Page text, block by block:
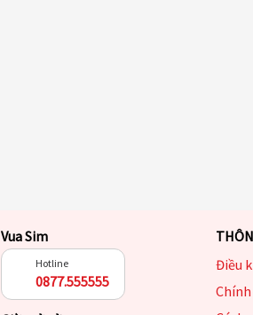
Vua Sim
Hotline
0877.555555
Điều